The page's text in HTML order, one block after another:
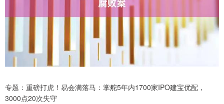
专题：重磅打虎！易会满落马：掌舵5年内1700家IPO建宝优配，
3000点20次失守